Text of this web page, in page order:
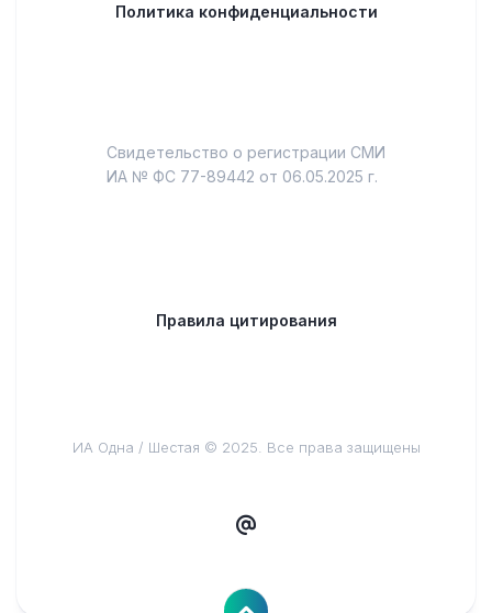
Политика конфиденциальности
Свидетельство о регистрации СМИ
ИА № ФС 77-89442 от 06.05.2025 г.
Правила цитирования
ИА Одна / Шестая © 2025. Все права защищены